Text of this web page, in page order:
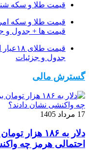
قیمت طلا و سکه شنبه ۱۷ مرداد/ قیمت‌ها
قیمت ها + جدول و
جدول و جزئیات
گسترش مالی
17 مرداد 1405
دلار به ۱۸۶
احتمالی هرمز چه